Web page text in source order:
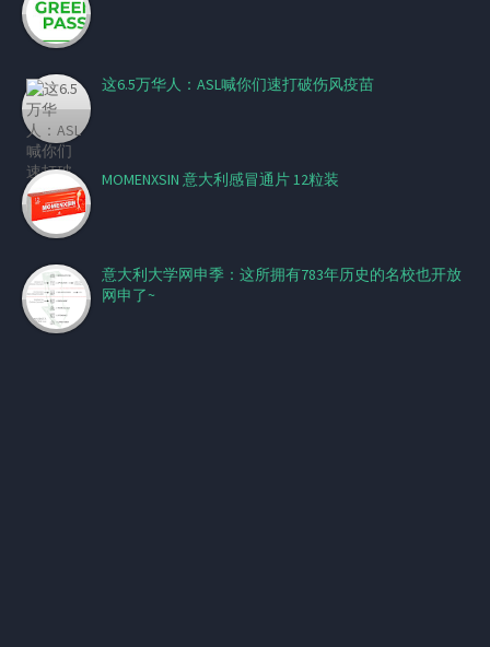
这6.5万华人：ASL喊你们速打破伤风疫苗
MOMENXSIN 意大利感冒通片 12粒装
意大利大学网申季：这所拥有783年历史的名校也开放
网申了~